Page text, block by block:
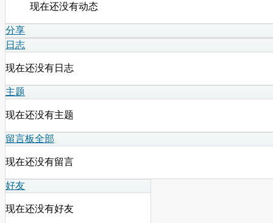
现在还没有动态
分享
日志
现在还没有日志
主题
现在还没有主题
留言板全部
现在还没有留言
好友
现在还没有好友